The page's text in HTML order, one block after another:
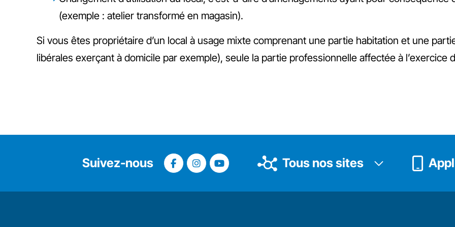
(exemple : atelier transformé en magasin).
Si vous êtes propriétaire d’un local à usage mixte comprenant une partie habitation et une
libérales exerçant à domicile par exemple), seule la partie professionnelle affectée à l’exercice
Suivez-nous Tous nos sites